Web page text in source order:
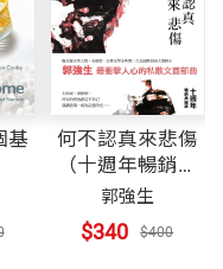
基
何不認真來悲傷
（十週年暢銷典
藏版）
郭強生
$340 $400